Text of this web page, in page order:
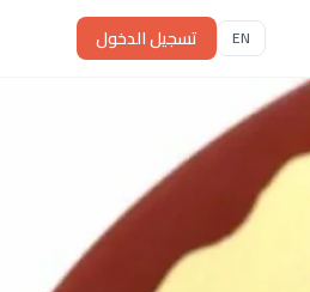
EN تسجيل الدخول